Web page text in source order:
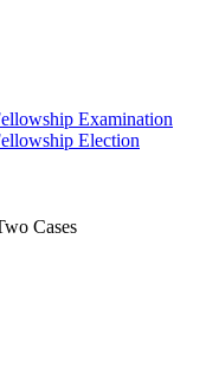
Examination
Election
Cases